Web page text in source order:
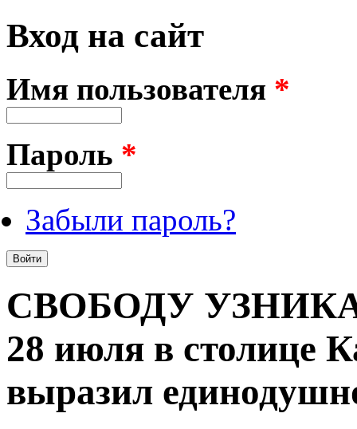
Вход на сайт
Имя пользователя *
Пароль *
Забыли пароль?
СВОБОДУ
28 июля в столице
выразил